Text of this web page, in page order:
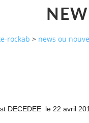
rockab > news ou
DECEDEE le 22 avril